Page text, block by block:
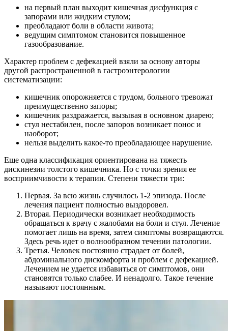
на первый план выходит кишечная дисфункция с
запорами или жидким стулом;
преобладают боли в области живота;
ведущим симптомом становится повышенное
газообразование.
Характер проблем с дефекацией взяли за основу авторы
другой распространенной в гастроэнтерологии
систематизации:
кишечник опорожняется с трудом, больного тревожат
преимущественно запоры;
кишечник раздражается, вызывая в основном диарею;
стул нестабилен, после запоров возникает понос и
наоборот;
нельзя выделить какое-то преобладающее нарушение.
Еще одна классификация ориентирована на тяжесть
дискинезии толстого кишечника. Но с точки зрения ее
восприимчивости к терапии. Степени тяжести три:
Первая. За всю жизнь случилось 1-2 эпизода. После
лечения пациент полностью выздоровел.
Вторая. Периодически возникает необходимость
обращаться к врачу с жалобами на боли и стул. Лечение
помогает лишь на время, затем симптомы возвращаются.
Здесь речь идет о волнообразном течении патологии.
Третья. Человек постоянно страдает от болей,
абдоминального дискомфорта и проблем с дефекацией.
Лечением не удается избавиться от симптомов, они
становятся только слабее. И ненадолго. Такое течение
называют постоянным.